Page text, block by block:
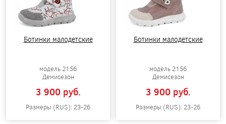
Ботинки малодетские
модель 2156
Демисезон
3 900 pуб.
Размеры (RUS): 23-26
Ботинки малодетские
модель 2156
Демисезон
3 900 pуб.
Размеры (RUS): 23-26